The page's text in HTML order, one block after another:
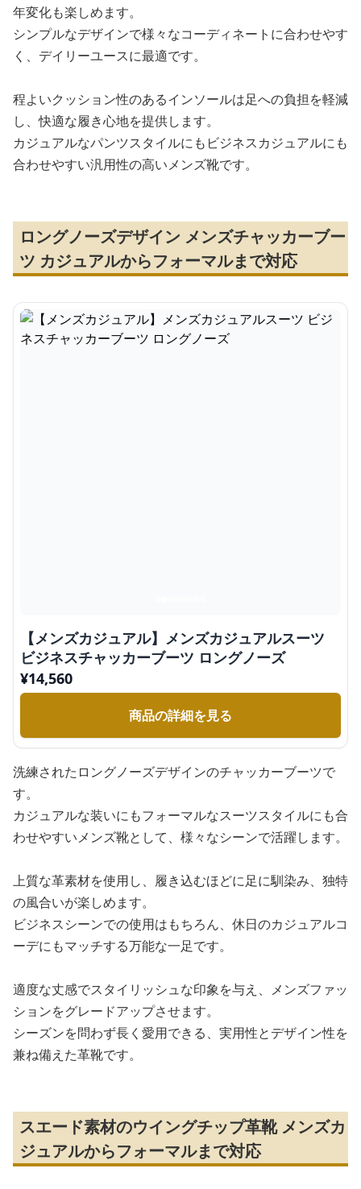
年変化も楽しめます。
シンプルなデザインで様々なコーディネートに合わせやす
く、デイリーユースに最適です。
程よいクッション性のあるインソールは足への負担を軽減
し、快適な履き心地を提供します。
カジュアルなパンツスタイルにもビジネスカジュアルにも
合わせやすい汎用性の高いメンズ靴です。
ロングノーズデザイン メンズチャッカーブー
ツ カジュアルからフォーマルまで対応
【メンズカジュアル】メンズカジュアルスーツ
ビジネスチャッカーブーツ ロングノーズ
¥14,560
商品の詳細を見る
洗練されたロングノーズデザインのチャッカーブーツで
す。
カジュアルな装いにもフォーマルなスーツスタイルにも合
わせやすいメンズ靴として、様々なシーンで活躍します。
上質な革素材を使用し、履き込むほどに足に馴染み、独特
の風合いが楽しめます。
ビジネスシーンでの使用はもちろん、休日のカジュアルコ
ーデにもマッチする万能な一足です。
適度な丈感でスタイリッシュな印象を与え、メンズファッ
ションをグレードアップさせます。
シーズンを問わず長く愛用できる、実用性とデザイン性を
兼ね備えた革靴です。
スエード素材のウイングチップ革靴 メンズカ
ジュアルからフォーマルまで対応